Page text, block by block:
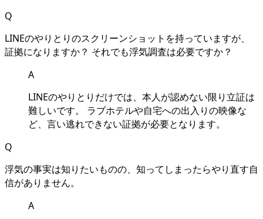
Q
LINEのやりとりのスクリーンショットを持っていますが、
証拠になりますか？ それでも浮気調査は必要ですか？
A
LINEのやりとりだけでは、本人が認めない限り立証は
難しいです。 ラブホテルや自宅への出入りの映像な
ど、言い逃れできない証拠が必要となります。
Q
浮気の事実は知りたいものの、知ってしまったらやり直す自
信がありません。
A